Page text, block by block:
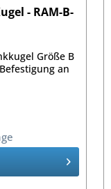
- RAM-B-
Größe B
an